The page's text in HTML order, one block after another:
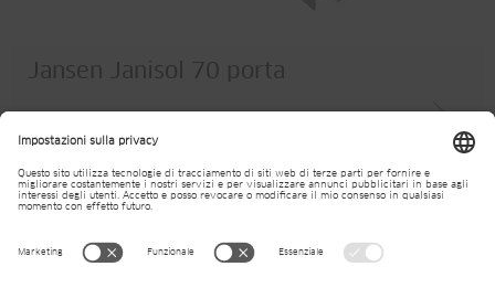
Jansen Janisol 70 porta